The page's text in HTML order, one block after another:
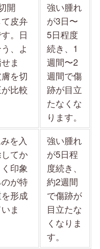
開
皮弁
。日
、よ
ま
を切
比較
強い腫れ
が3日〜
5日程度
続き、1
週間〜2
週間で傷
跡が目立
たなくな
ります。
を入
てか
印象
が特
形成
ま
強い腫れ
が5日程
度続き、
約2週間
で傷跡が
目立たな
くなりま
す。